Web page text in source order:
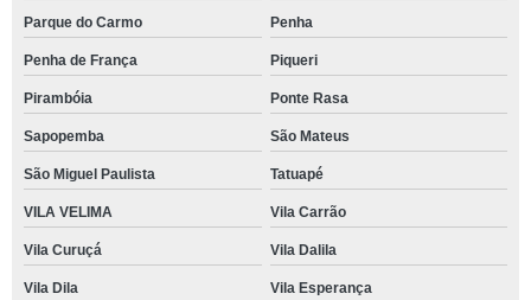
Parque do Carmo Penha
Penha de França Piqueri
Pirambóia Ponte Rasa
Sapopemba São Mateus
São Miguel Paulista Tatuapé
VILA VELIMA Vila Carrão
Vila Curuçá Vila Dalila
Vila Dila Vila Esperança